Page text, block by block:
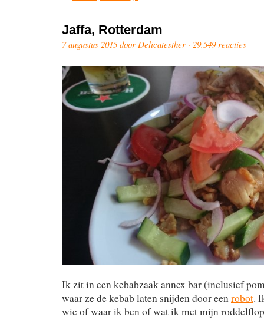
Jaffa, Rotterdam
7 augustus 2015 door Delicatesther · 29.549 reacties
Ik zit in een kebabzaak annex bar (inclusief
waar ze de kebab laten snijden door eenrobot.
wie of waar ik ben of wat ik met mijn